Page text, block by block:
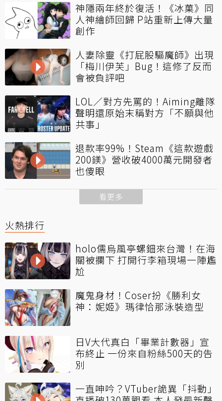
神隱兩年終於復活！《冰菓》同
人神繪師回歸 P站重新上傳大量
創作
人妻除靈《打屁股驅魔師》出現
「梅川伊芙」Bug！這修了反而
會被負評吧
LOL／對方先罵的！Aiming離隊
聲明還原始末稱對方「不願與他
共事」
退款率99%！Steam《這款遊戲
200鎂》營收破4000萬元開發者
也傻眼
看更多
火熱排行
holo儒烏風亭螺鈿來台灣！在海
關被攔下 打開行李箱現場一陣尷
尬
魔鬼身材！Coser扮《勝利女
神：妮姬》瑪律恰那泳裝造型
日V大代真白「畢業計數器」宣
布終止 一份來自粉絲500天的告
別
一直呻吟？VTuber詭異「抖動」